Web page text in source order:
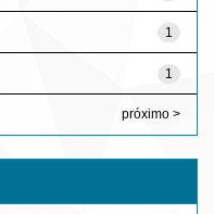
1
1
próximo >